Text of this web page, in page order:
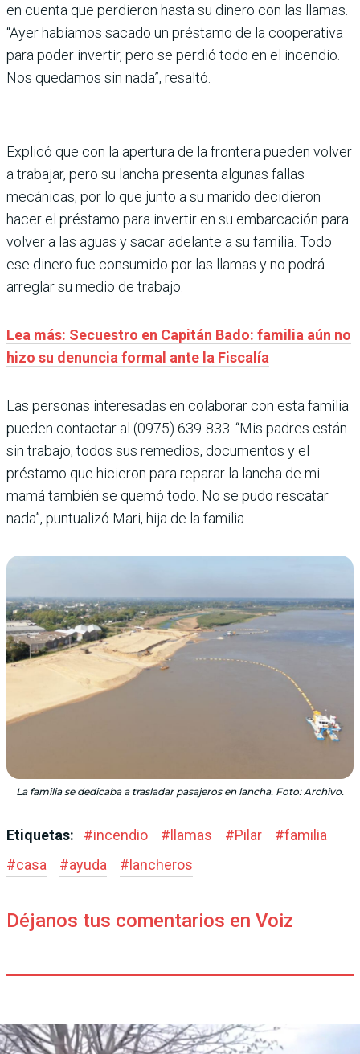
en cuenta que perdieron hasta su dinero con las llamas.
“Ayer habíamos sacado un préstamo de la cooperativa
para poder invertir, pero se perdió todo en el incendio.
Nos quedamos sin nada”, resaltó.
Explicó que con la apertura de la frontera pueden volver
a trabajar, pero su lancha presenta algunas fallas
mecánicas, por lo que junto a su marido decidieron
hacer el préstamo para invertir en su embarcación para
volver a las aguas y sacar adelante a su familia. Todo
ese dinero fue consumido por las llamas y no podrá
arreglar su medio de trabajo.
Lea más: Secuestro en Capitán Bado: familia aún no
hizo su denuncia formal ante la Fiscalía
Las personas interesadas en colaborar con esta familia
pueden contactar al (0975) 639-833. “Mis padres están
sin trabajo, todos sus remedios, documentos y el
préstamo que hicieron para reparar la lancha de mi
mamá también se quemó todo. No se pudo rescatar
nada”, puntualizó Mari, hija de la familia.
La familia se dedicaba a trasladar pasajeros en lancha. Foto: Archivo.
Etiquetas: #incendio # llamas #Pilar #familia
#casa #ayuda # lancheros
Déjanos tus comentarios en Voiz